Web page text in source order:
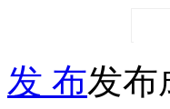
发 布发布